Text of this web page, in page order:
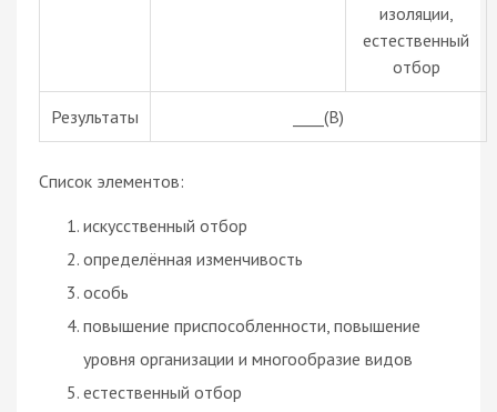
изоляции,
естественный
отбор
Результаты ____(В)
Список элементов:
искусственный отбор
определённая изменчивость
особь
повышение приспособленности, повышение
уровня организации и многообразие видов
естественный отбор